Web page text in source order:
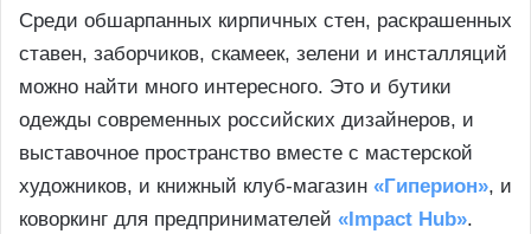
Среди обшарпанных кирпичных стен, раскрашенных
ставен, заборчиков, скамеек, зелени и инсталляций
можно найти много интересного. Это и бутики
одежды современных российских дизайнеров, и
выставочное пространство вместе с мастерской
художников, и книжный клуб-магазин «Гиперион», и
коворкинг для предпринимателей «Impact Hub».